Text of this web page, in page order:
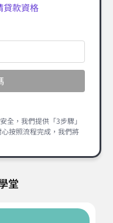
貸款資格
全，我們提供「3步驟」
按照流程完成，我們將
堂